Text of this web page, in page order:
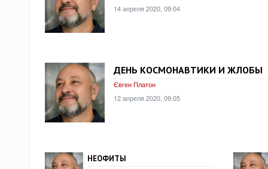
14 апреля 2020, 09:04
ДЕНЬ КОСМОНАВТИКИ И ЖЛОБЫ
Євген Платон
12 апреля 2020, 09:05
НЕОФИТЫ